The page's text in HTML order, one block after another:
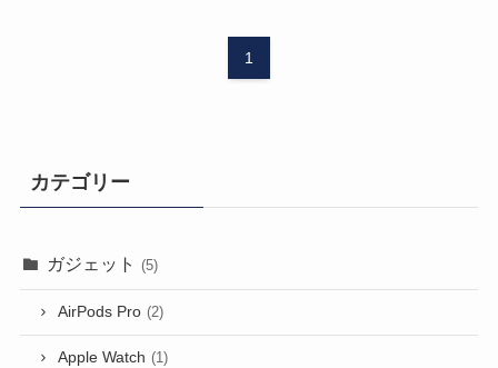
1
カテゴリー
ガジェット (5)
AirPods Pro (2)
Apple Watch (1)